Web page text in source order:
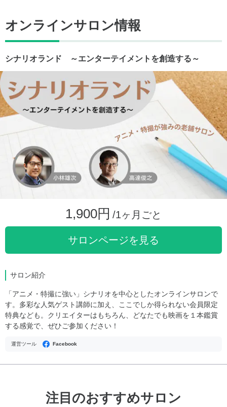
オンラインサロン情報
シナリオランド ～エンターテイメントを創造する～
1,900円 /1ヶ月ごと
サロンページを見る
サロン紹介
「アニメ・特撮に強い」シナリオを中心としたオンラインサロンで
す。多彩な人気ゲスト講師に加え、ここでしか得られない会員限定
特典なども。クリエイターはもちろん、どなたでも映画を１本鑑賞
する感覚で、ぜひご参加ください！
運営ツール Facebook
注目のおすすめサロン